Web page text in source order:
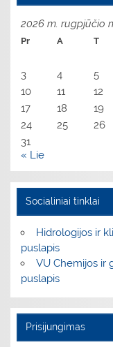
2026 m. rugpjūčio
Pr A T
3
4 5
10
11 12
17
18 19
24
25 26
31
« Lie
Socialiniai tinklai
Hidrologijos ir
puslapis
VU Chemijos ir
puslapis
Prisijungimas